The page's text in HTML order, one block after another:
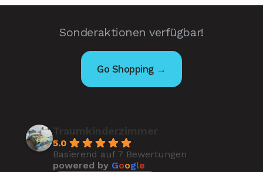
Sonderaktionen verfügbar!
Go Shopping →
5.0
Basierend auf 7 Bewertungen
powered by Google